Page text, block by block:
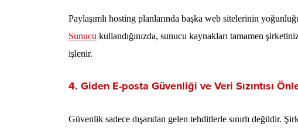
Paylaşımlı hosting planlarında başka web sitelerinin
Sunucu kullandığınızda, sunucu kaynakları tamamen
işlenir.
4. Giden E-posta Güvenliği ve Veri Sızıntısı
Güvenlik sadece dışarıdan gelen tehditlerle sınırlı değildir.